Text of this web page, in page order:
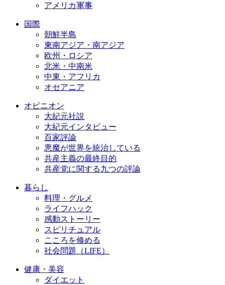
アメリカ軍事
国際
朝鮮半島
東南アジア・南アジア
欧州・ロシア
北米・中南米
中東・アフリカ
オセアニア
オピニオン
大紀元社説
大紀元インタビュー
百家評論
悪魔が世界を統治している
共産主義の最終目的
共産党に関する九つの評論
暮らし
料理・グルメ
ライフハック
感動ストーリー
スピリチュアル
こころを修める
社会問題（LIFE）
健康・美容
ダイエット